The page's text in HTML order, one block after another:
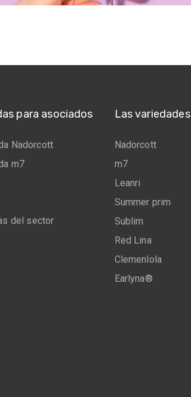
para asociados
Nadorcott
m7
del sector
Las variedades
Nadorcott
m7
Leanri
Summer prim
Sublim
Red Lina
Clemenlola
Earlyna®